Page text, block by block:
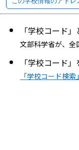
「学校コード
文部科学省が、全
「学校コード
「学校コード検索」